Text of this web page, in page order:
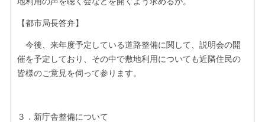
【都市局長答弁】
今後、来年度予定している道路整備に関して、説明会の開
催を予定しており、その中で敷地利用についても近隣住民の
皆様のご意見を伺って参ります。
３．新庁舎整備について